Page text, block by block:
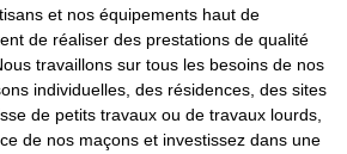
et nos équipements haut de
de réaliser des prestations de qualité
travaillons sur tous les besoins de nos
individuelles, des résidences, des sites
de petits travaux ou de travaux lourds,
de nos maçons et investissez dans une